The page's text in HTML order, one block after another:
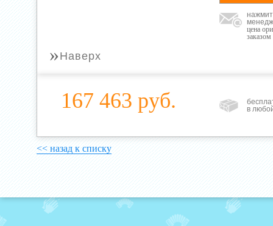
цена
заказом
» Наверх
167 463 руб.
в
<< назад к списку